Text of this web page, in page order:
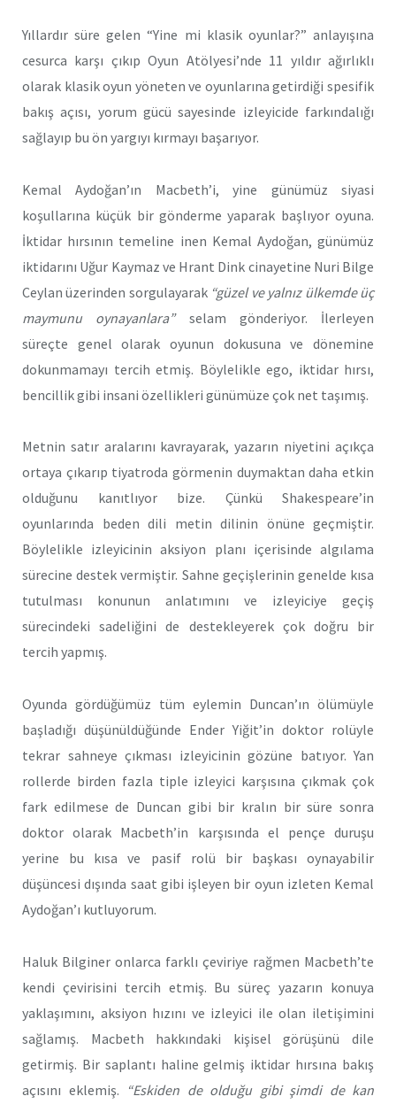
Yıllardır süre gelen “Yine mi klasik oyunlar?” anlayışına
cesurca karşı çıkıp Oyun Atölyesi’nde 11 yıldır ağırlıklı
olarak klasik oyun yöneten ve oyunlarına getirdiği spesifik
bakış açısı, yorum gücü sayesinde izleyicide farkındalığı
sağlayıp bu ön yargıyı kırmayı başarıyor.
Kemal Aydoğan’ın Macbeth’i, yine günümüz siyasi
koşullarına küçük bir gönderme yaparak başlıyor oyuna.
İktidar hırsının temeline inen Kemal Aydoğan, günümüz
iktidarını Uğur Kaymaz ve Hrant Dink cinayetine Nuri Bilge
Ceylan üzerinden sorgulayarak “güzel ve yalnız ülkemde üç
maymunu oynayanlara”selam gönderiyor. İlerleyen
süreçte genel olarak oyunun dokusuna ve dönemine
dokunmamayı tercih etmiş. Böylelikle ego, iktidar hırsı,
bencillik gibi insani özellikleri günümüze çok net taşımış.
Metnin satır aralarını kavrayarak, yazarın niyetini açıkça
ortaya çıkarıp tiyatroda görmenin duymaktan daha etkin
olduğunu kanıtlıyor bize. Çünkü Shakespeare’in
oyunlarında beden dili metin dilinin önüne geçmiştir.
Böylelikle izleyicinin aksiyon planı içerisinde algılama
sürecine destek vermiştir. Sahne geçişlerinin genelde kısa
tutulması konunun anlatımını ve izleyiciye geçiş
sürecindeki sadeliğini de destekleyerek çok doğru bir
tercih yapmış.
Oyunda gördüğümüz tüm eylemin Duncan’ın ölümüyle
başladığı düşünüldüğünde Ender Yiğit’in doktor rolüyle
tekrar sahneye çıkması izleyicinin gözüne batıyor. Yan
rollerde birden fazla tiple izleyici karşısına çıkmak çok
fark edilmese de Duncan gibi bir kralın bir süre sonra
doktor olarak Macbeth’in karşısında el pençe duruşu
yerine bu kısa ve pasif rolü bir başkası oynayabilir
düşüncesi dışında saat gibi işleyen bir oyun izleten Kemal
Aydoğan’ı kutluyorum.
Haluk Bilginer onlarca farklı çeviriye rağmen Macbeth’te
kendi çevirisini tercih etmiş. Bu süreç yazarın konuya
yaklaşımını, aksiyon hızını ve izleyici ile olan iletişimini
sağlamış. Macbeth hakkındaki kişisel görüşünü dile
getirmiş. Bir saplantı haline gelmiş iktidar hırsına bakış
açısını eklemiş. “Eskiden de olduğu gibi şimdi de kan